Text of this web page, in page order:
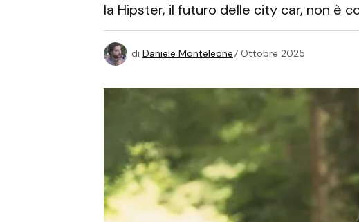
la Hipster, il futuro delle city car, non è
di Daniele Monteleone7 Ottobre 2025